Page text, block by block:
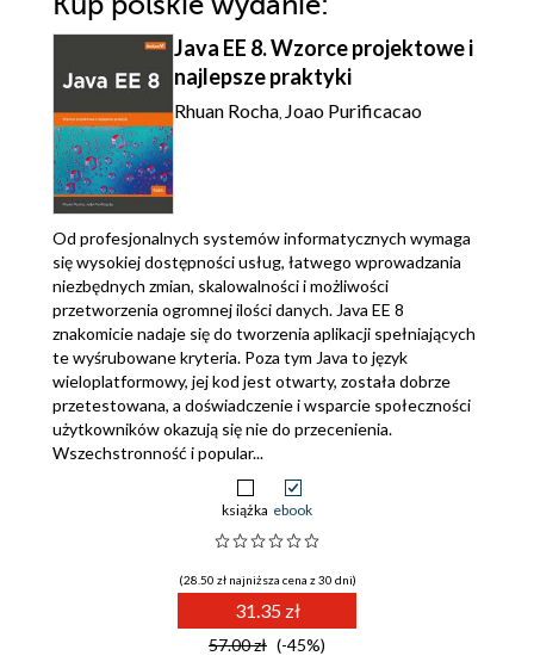
Java EE 8. Wzorce projektowe i
najlepsze praktyki
Rhuan Rocha, Joao Purificacao
książka ebook
(28.50 zł najniższa cena z 30 dni)
31.35 zł
57.00 zł (-45%)
Od profesjonalnych systemów informatycznych wymaga
się wysokiej dostępności usług, łatwego wprowadzania
niezbędnych zmian, skalowalności i możliwości
przetworzenia ogromnej ilości danych. Java EE 8
znakomicie nadaje się do tworzenia aplikacji spełniających
te wyśrubowane kryteria. Poza tym Java to język
wieloplatformowy, jej kod jest otwarty, została dobrze
przetestowana, a doświadczenie i wsparcie społeczności
użytkowników okazują się nie do przecenienia.
Wszechstronność i popular...